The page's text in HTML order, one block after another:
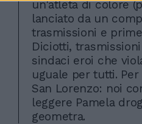
un'atleta di colore
lanciato da un
trasmissioni e
Diciotti,
sindaci eroi che
uguale per tutti.
San Lorenzo: noi
leggere Pamela
geometra.